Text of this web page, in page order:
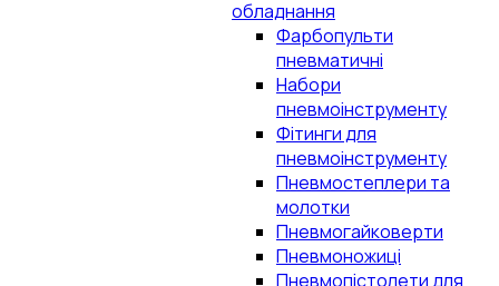
обладнання
Фарбопульти
пневматичні
Набори
пневмоінструменту
Фітинги для
пневмоінструменту
Пневмостеплери та
молотки
Пневмогайковерти
Пневмоножиці
Пневмопістолети для